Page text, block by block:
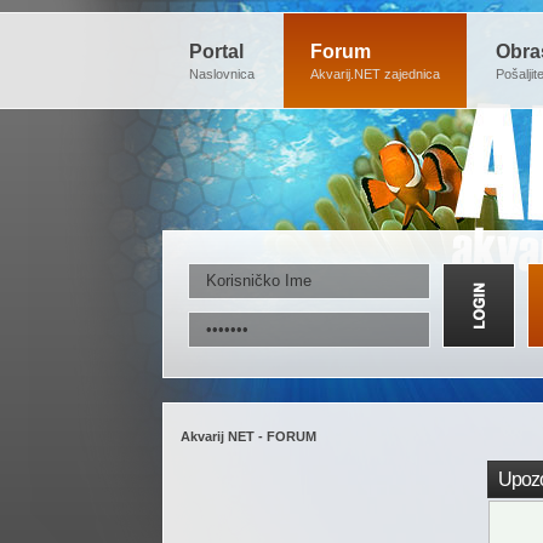
Portal
Naslovnica
Forum
Akvarij.NET zajednica
Akvarij NET - FORUM